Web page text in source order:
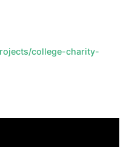
college-charity-